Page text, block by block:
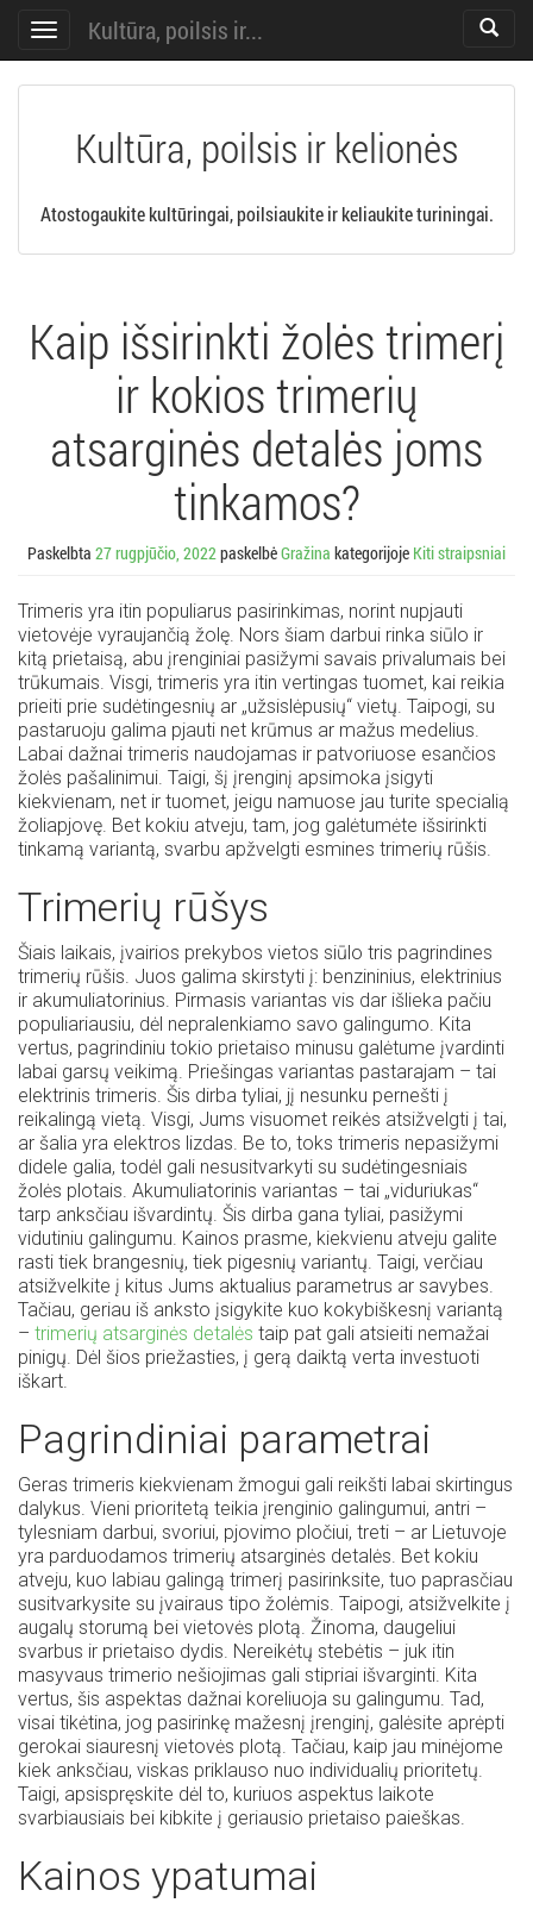
Toggle
navigation
Toggle
Kultūra, poilsis ir...
Kultūra, poilsis ir kelionės
Atostogaukite kultūringai, poilsiaukite ir keliaukite turiningai.
Kaip išsirinkti žolės trimerį
ir kokios trimerių
atsarginės detalės joms
tinkamos?
Paskelbta 27 rugpjūčio, 2022paskelbėGražina kategorijoje Kiti straipsniai
Trimeris yra itin populiarus pasirinkimas, norint nupjauti
vietovėje vyraujančią žolę. Nors šiam darbui rinka siūlo ir
kitą prietaisą, abu įrenginiai pasižymi savais privalumais bei
trūkumais. Visgi, trimeris yra itin vertingas tuomet, kai reikia
prieiti prie sudėtingesnių ar „užsislėpusių“ vietų. Taipogi, su
pastaruoju galima pjauti net krūmus ar mažus medelius.
Labai dažnai trimeris naudojamas ir patvoriuose esančios
žolės pašalinimui. Taigi, šį įrenginį apsimoka įsigyti
kiekvienam, net ir tuomet, jeigu namuose jau turite specialią
žoliapjovę. Bet kokiu atveju, tam, jog galėtumėte išsirinkti
tinkamą variantą, svarbu apžvelgti esmines trimerių rūšis.
Trimerių rūšys
Šiais laikais, įvairios prekybos vietos siūlo tris pagrindines
trimerių rūšis. Juos galima skirstyti į: benzininius, elektrinius
ir akumuliatorinius. Pirmasis variantas vis dar išlieka pačiu
populiariausiu, dėl nepralenkiamo savo galingumo. Kita
vertus, pagrindiniu tokio prietaiso minusu galėtume įvardinti
labai garsų veikimą. Priešingas variantas pastarajam – tai
elektrinis trimeris. Šis dirba tyliai, jį nesunku pernešti į
reikalingą vietą. Visgi, Jums visuomet reikės atsižvelgti į tai,
ar šalia yra elektros lizdas. Be to, toks trimeris nepasižymi
didele galia, todėl gali nesusitvarkyti su sudėtingesniais
žolės plotais. Akumuliatorinis variantas – tai „viduriukas“
tarp anksčiau išvardintų. Šis dirba gana tyliai, pasižymi
vidutiniu galingumu. Kainos prasme, kiekvienu atveju galite
rasti tiek brangesnių, tiek pigesnių variantų. Taigi, verčiau
atsižvelkite į kitus Jums aktualius parametrus ar savybes.
Tačiau, geriau iš anksto įsigykite kuo kokybiškesnį variantą
– trimerių atsarginės detalės taip pat gali atsieiti nemažai
pinigų. Dėl šios priežasties, į gerą daiktą verta investuoti
iškart.
Pagrindiniai parametrai
Geras trimeris kiekvienam žmogui gali reikšti labai skirtingus
dalykus. Vieni prioritetą teikia įrenginio galingumui, antri –
tylesniam darbui, svoriui, pjovimo pločiui, treti – ar Lietuvoje
yra parduodamos trimerių atsarginės detalės. Bet kokiu
atveju, kuo labiau galingą trimerį pasirinksite, tuo paprasčiau
susitvarkysite su įvairaus tipo žolėmis. Taipogi, atsižvelkite į
augalų storumą bei vietovės plotą. Žinoma, daugeliui
svarbus ir prietaiso dydis. Nereikėtų stebėtis – juk itin
masyvaus trimerio nešiojimas gali stipriai išvarginti. Kita
vertus, šis aspektas dažnai koreliuoja su galingumu. Tad,
visai tikėtina, jog pasirinkę mažesnį įrenginį, galėsite aprėpti
gerokai siauresnį vietovės plotą. Tačiau, kaip jau minėjome
kiek anksčiau, viskas priklauso nuo individualių prioritetų.
Taigi, apsispręskite dėl to, kuriuos aspektus laikote
svarbiausiais bei kibkite į geriausio prietaiso paieškas.
Kainos ypatumai